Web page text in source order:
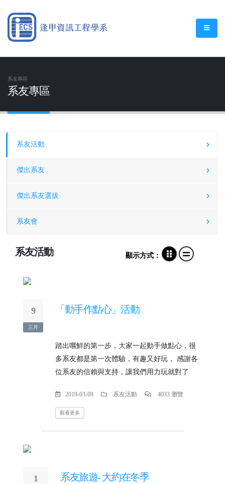
系友專區
系友專區
系友活動
傑出系友
傑出系友選拔
系友會
系友活動 顯示方式：
9
三月
「動手作點心」活動
踏出嚐鮮的第一步，大家一起動手做點心，很
多系友都是第一次體驗，有趣又好玩， 感謝各
位系友的信賴與支持，讓我們用力玩就對了
2019-03-09 系友活動 4033 瀏覽
觀看更多
1 系友旅遊- 大約在冬季